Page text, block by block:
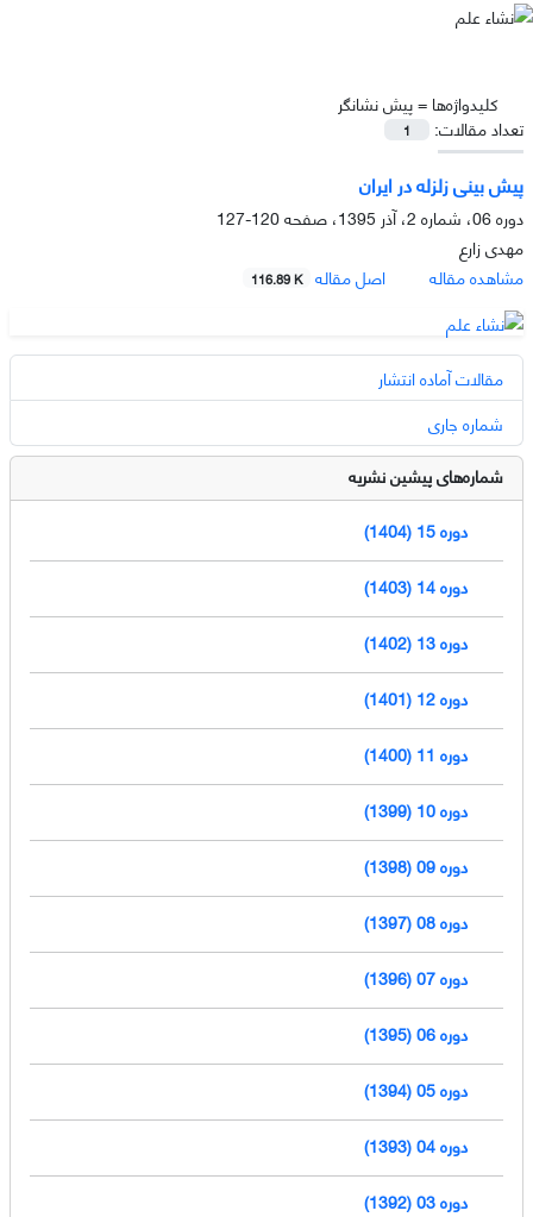
کلیدواژه‌ها =پیش نشانگر
تعداد مقالات:
1
پیش بینی زلزله در ایران
دوره 06، شماره 2، آذر 1395، صفحه
120-127
مهدی زارع
مشاهده مقاله
اصل مقاله 116.89 K
مقالات آماده انتشار
شماره جاری
شماره‌های پیشین نشریه
دوره 15 (1404)
دوره 14 (1403)
دوره 13 (1402)
دوره 12 (1401)
دوره 11 (1400)
دوره 10 (1399)
دوره 09 (1398)
دوره 08 (1397)
دوره 07 (1396)
دوره 06 (1395)
دوره 05 (1394)
دوره 04 (1393)
دوره 03 (1392)